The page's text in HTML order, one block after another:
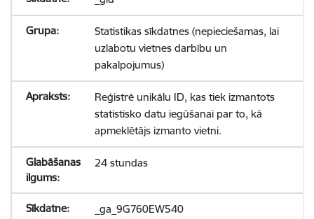
Statistikas sīkdatnes (nepieciešamas, lai
uzlabotu vietnes darbību un
pakalpojumus)
Reģistrē unikālu ID, kas tiek izmantots
statistisko datu iegūšanai par to, kā
apmeklētājs izmanto vietni.
24 stundas
_ga_9G760EW540